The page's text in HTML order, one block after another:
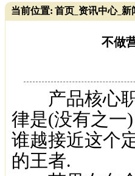
当前位置: 首页 资讯中心_ 新
不做
产品核心职
律是(没有之一
谁越接近这个
的王者.